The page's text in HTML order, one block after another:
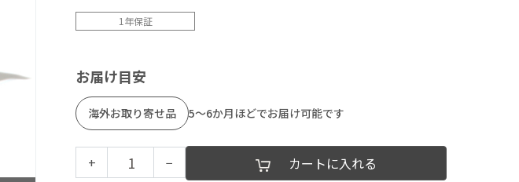
1年保証
お届け目安
海外お取り寄せ品 5～6か月ほどでお届け可能です
+ − カートに入れる